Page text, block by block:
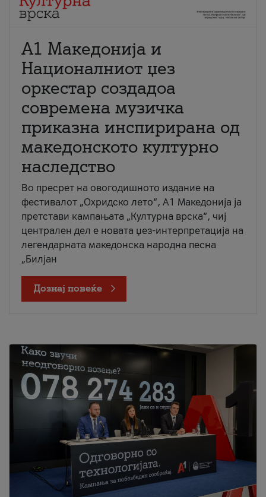
А1 Македонија и
Националниот џез
оркестар создадоа
современа музичка
приказна инспирирана од
македонското културно
наследство
Во пресрет на овогодишното издание на
фестивалот „Охридско лето“, А1 Македонија ја
претстави кампањата „Културна врска“, чиј
централен дел е новата џез-интерпретација на
легендарната македонска народна песна
„Билјан
Дознај повеќе